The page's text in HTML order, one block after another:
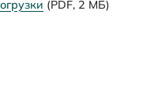
(PDF, 2 МБ)